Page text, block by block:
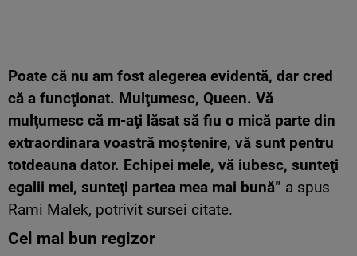
Poate că nu am fost alegerea evidentă, dar cred
că a funcţionat. Mulţumesc, Queen. Vă
mulţumesc că m-aţi lăsat să fiu o mică parte din
extraordinara voastră moştenire, vă sunt pentru
totdeauna dator. Echipei mele, vă iubesc, sunteţi
egalii mei, sunteţi partea mea mai bună” a spus
Rami Malek, potrivit sursei citate.
Cel mai bun regizor